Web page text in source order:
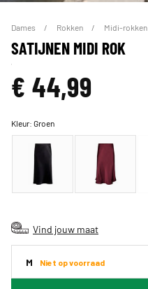
Dames Rokken Midi-rokken
SATIJNEN MIDI ROK
€ 44,99
Kleur:Groen
Vind jouw maat
M Niet op voorraad